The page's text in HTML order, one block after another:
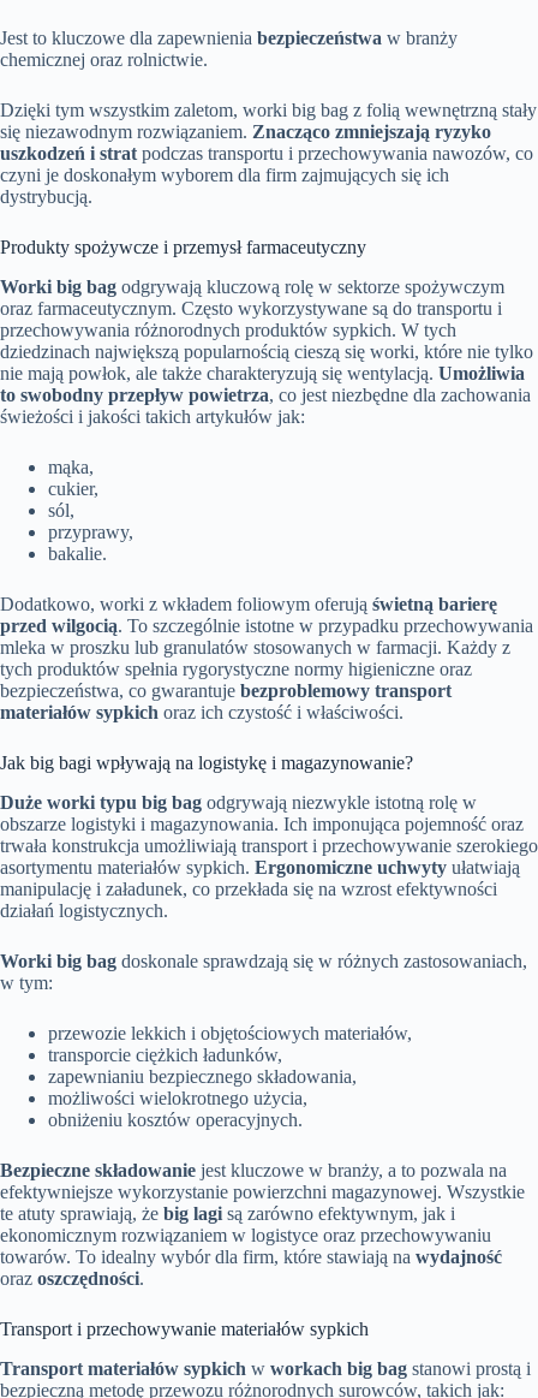
Jest to kluczowe dla zapewnienia bezpieczeństwa w branży
chemicznej oraz rolnictwie.
Dzięki tym wszystkim zaletom, worki big bag z folią wewnętrzną stały
się niezawodnym rozwiązaniem. Znacząco zmniejszają ryzyko
uszkodzeń i strat podczas transportu i przechowywania nawozów, co
czyni je doskonałym wyborem dla firm zajmujących się ich
dystrybucją.
Produkty spożywcze i przemysł farmaceutyczny
Worki big bag odgrywają kluczową rolę w sektorze spożywczym
oraz farmaceutycznym. Często wykorzystywane są do transportu i
przechowywania różnorodnych produktów sypkich. W tych
dziedzinach największą popularnością cieszą się worki, które nie tylko
nie mają powłok, ale także charakteryzują się wentylacją. Umożliwia
to swobodny przepływ powietrza, co jest niezbędne dla zachowania
świeżości i jakości takich artykułów jak:
mąka,
cukier,
sól,
przyprawy,
bakalie.
Dodatkowo, worki z wkładem foliowym oferują świetną barierę
przed wilgocią. To szczególnie istotne w przypadku przechowywania
mleka w proszku lub granulatów stosowanych w farmacji. Każdy z
tych produktów spełnia rygorystyczne normy higieniczne oraz
bezpieczeństwa, co gwarantuje bezproblemowy transport
materiałów sypkich oraz ich czystość i właściwości.
Jak big bagi wpływają na logistykę i magazynowanie?
Duże worki typu big bag odgrywają niezwykle istotną rolę w
obszarze logistyki i magazynowania. Ich imponująca pojemność oraz
trwała konstrukcja umożliwiają transport i przechowywanie szerokiego
asortymentu materiałów sypkich. Ergonomiczne uchwyty ułatwiają
manipulację i załadunek, co przekłada się na wzrost efektywności
działań logistycznych.
Worki big bag doskonale sprawdzają się w różnych zastosowaniach,
w tym:
przewozie lekkich i objętościowych materiałów,
transporcie ciężkich ładunków,
zapewnianiu bezpiecznego składowania,
możliwości wielokrotnego użycia,
obniżeniu kosztów operacyjnych.
Bezpieczne składowanie jest kluczowe w branży, a to pozwala na
efektywniejsze wykorzystanie powierzchni magazynowej. Wszystkie
te atuty sprawiają, że big lagi są zarówno efektywnym, jak i
ekonomicznym rozwiązaniem w logistyce oraz przechowywaniu
towarów. To idealny wybór dla firm, które stawiają na wydajność
oraz oszczędności.
Transport i przechowywanie materiałów sypkich
Transport materiałów sypkich w workach big bag stanowi prostą i
bezpieczną metodę przewozu różnorodnych surowców, takich jak: